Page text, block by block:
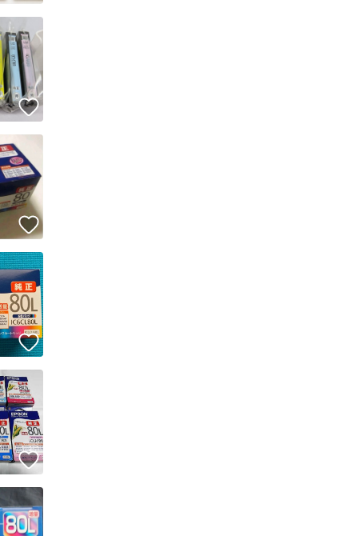
保証しているものではありません
高頻度で24時間以内＆設定した発送日数内に発送してい
高頻度で24時間以内に発送しています
設定した発送日数内に発送しています
キャンセル
いいね！
いいね！
いいね！
いいね！